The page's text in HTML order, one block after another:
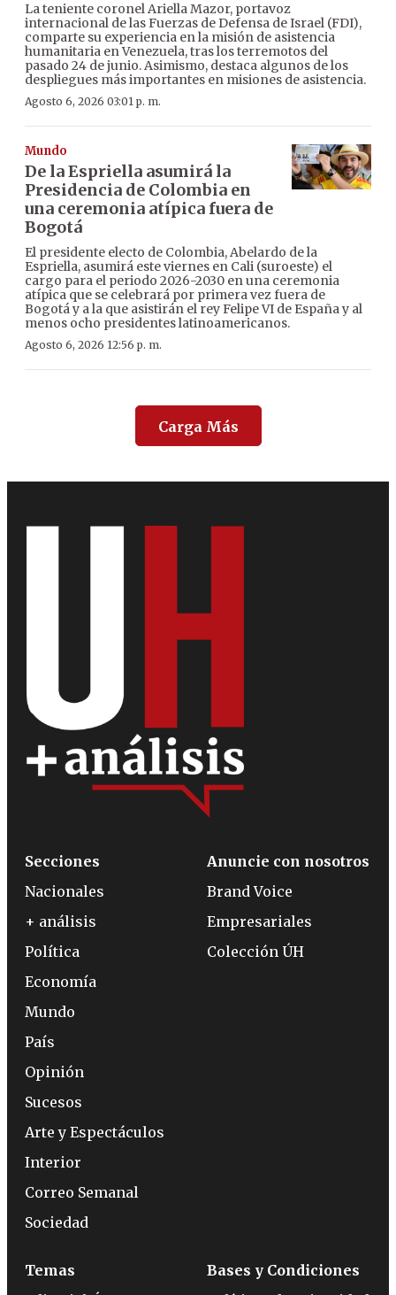
La teniente coronel Ariella Mazor, portavoz
internacional de las Fuerzas de Defensa de Israel (FDI),
comparte su experiencia en la misión de asistencia
humanitaria en Venezuela, tras los terremotos del
pasado 24 de junio. Asimismo, destaca algunos de los
despliegues más importantes en misiones de asistencia.
Agosto 6, 2026 03:01 p. m.
Mundo
De la Espriella asumirá la
Presidencia de Colombia en
una ceremonia atípica fuera de
Bogotá
El presidente electo de Colombia, Abelardo de la
Espriella, asumirá este viernes en Cali (suroeste) el
cargo para el periodo 2026-2030 en una ceremonia
atípica que se celebrará por primera vez fuera de
Bogotá y a la que asistirán el rey Felipe VI de España y al
menos ocho presidentes latinoamericanos.
Agosto 6, 2026 12:56 p. m.
Carga Más
Secciones
Nacionales
+ análisis
Política
Economía
Mundo
País
Opinión
Sucesos
Arte y Espectáculos
Interior
Correo Semanal
Sociedad
Anuncie con nosotros
Brand Voice
Empresariales
Colección ÚH
Temas
Bases y Condiciones